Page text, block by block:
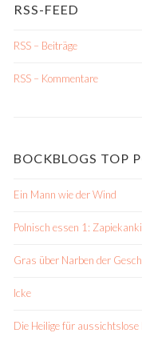
RSS-FEED
RSS – Beiträge
RSS – Kommentare
BOCKBLOGS TOP
Ein Mann wie der Wind
Polnisch essen 1: Zapiekanki
Gras über Narben der
Icke
Die Heilige für aussichtslose